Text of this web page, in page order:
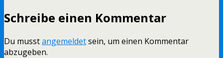
Schreibe einen Kommentar
Du musstangemeldetsein, um einen Kommentar
abzugeben.